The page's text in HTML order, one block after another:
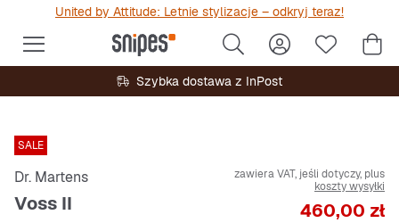
United by Attitude: Letnie stylizacje – odkryj teraz!
Szybka dostawa z InPost
SALE
Dr. Martens
Voss II
zawiera VAT, jeśli dotyczy, plus
koszty wysyłki
Cena
460,00 zł